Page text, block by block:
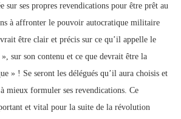
sur ses propres revendications pour être prêt au
à affronter le pouvoir autocratique militaire
être clair et précis sur ce qu’il appelle le
sur son contenu et ce que devrait être la
» ! Se seront les délégués qu’il aura choisis et
mieux formuler ses revendications. Ce
et vital pour la suite de la révolution